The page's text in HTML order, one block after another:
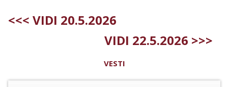
<<< VIDI 20.5.2026
VIDI 22.5.2026 >>>
VESTI